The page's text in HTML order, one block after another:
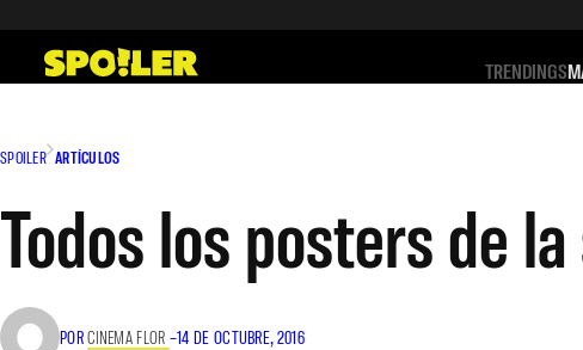
contenido
TRENDINGS
SPOILER ARTÍCULOS
Todos los posters de
PORCINEMA FLOR –14 DE OCTUBRE, 2016